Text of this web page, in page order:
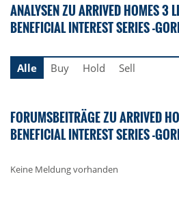
ANALYSEN ZU ARRIVED HOMES 3
BENEFICIAL INTEREST SERIES -
Alle
Buy Hold Sell
FORUMSBEITRÄGE ZU ARRIVED
BENEFICIAL INTEREST SERIES -
Keine Meldung vorhanden